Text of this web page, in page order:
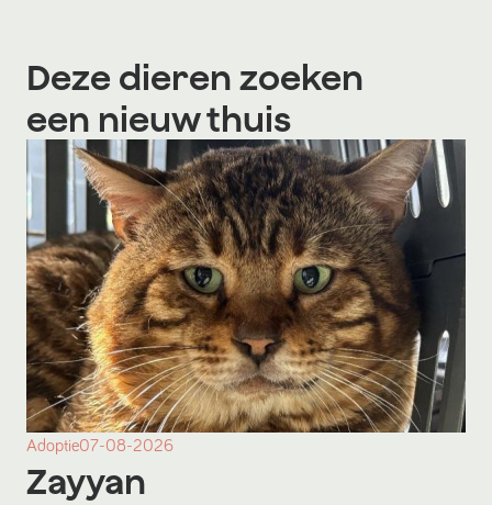
Deze dieren zoeken
een nieuw thuis
Adoptie07-08-2026
Zayyan